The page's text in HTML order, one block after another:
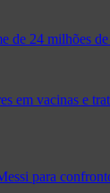
de 24 milhões
em vacinas e
para